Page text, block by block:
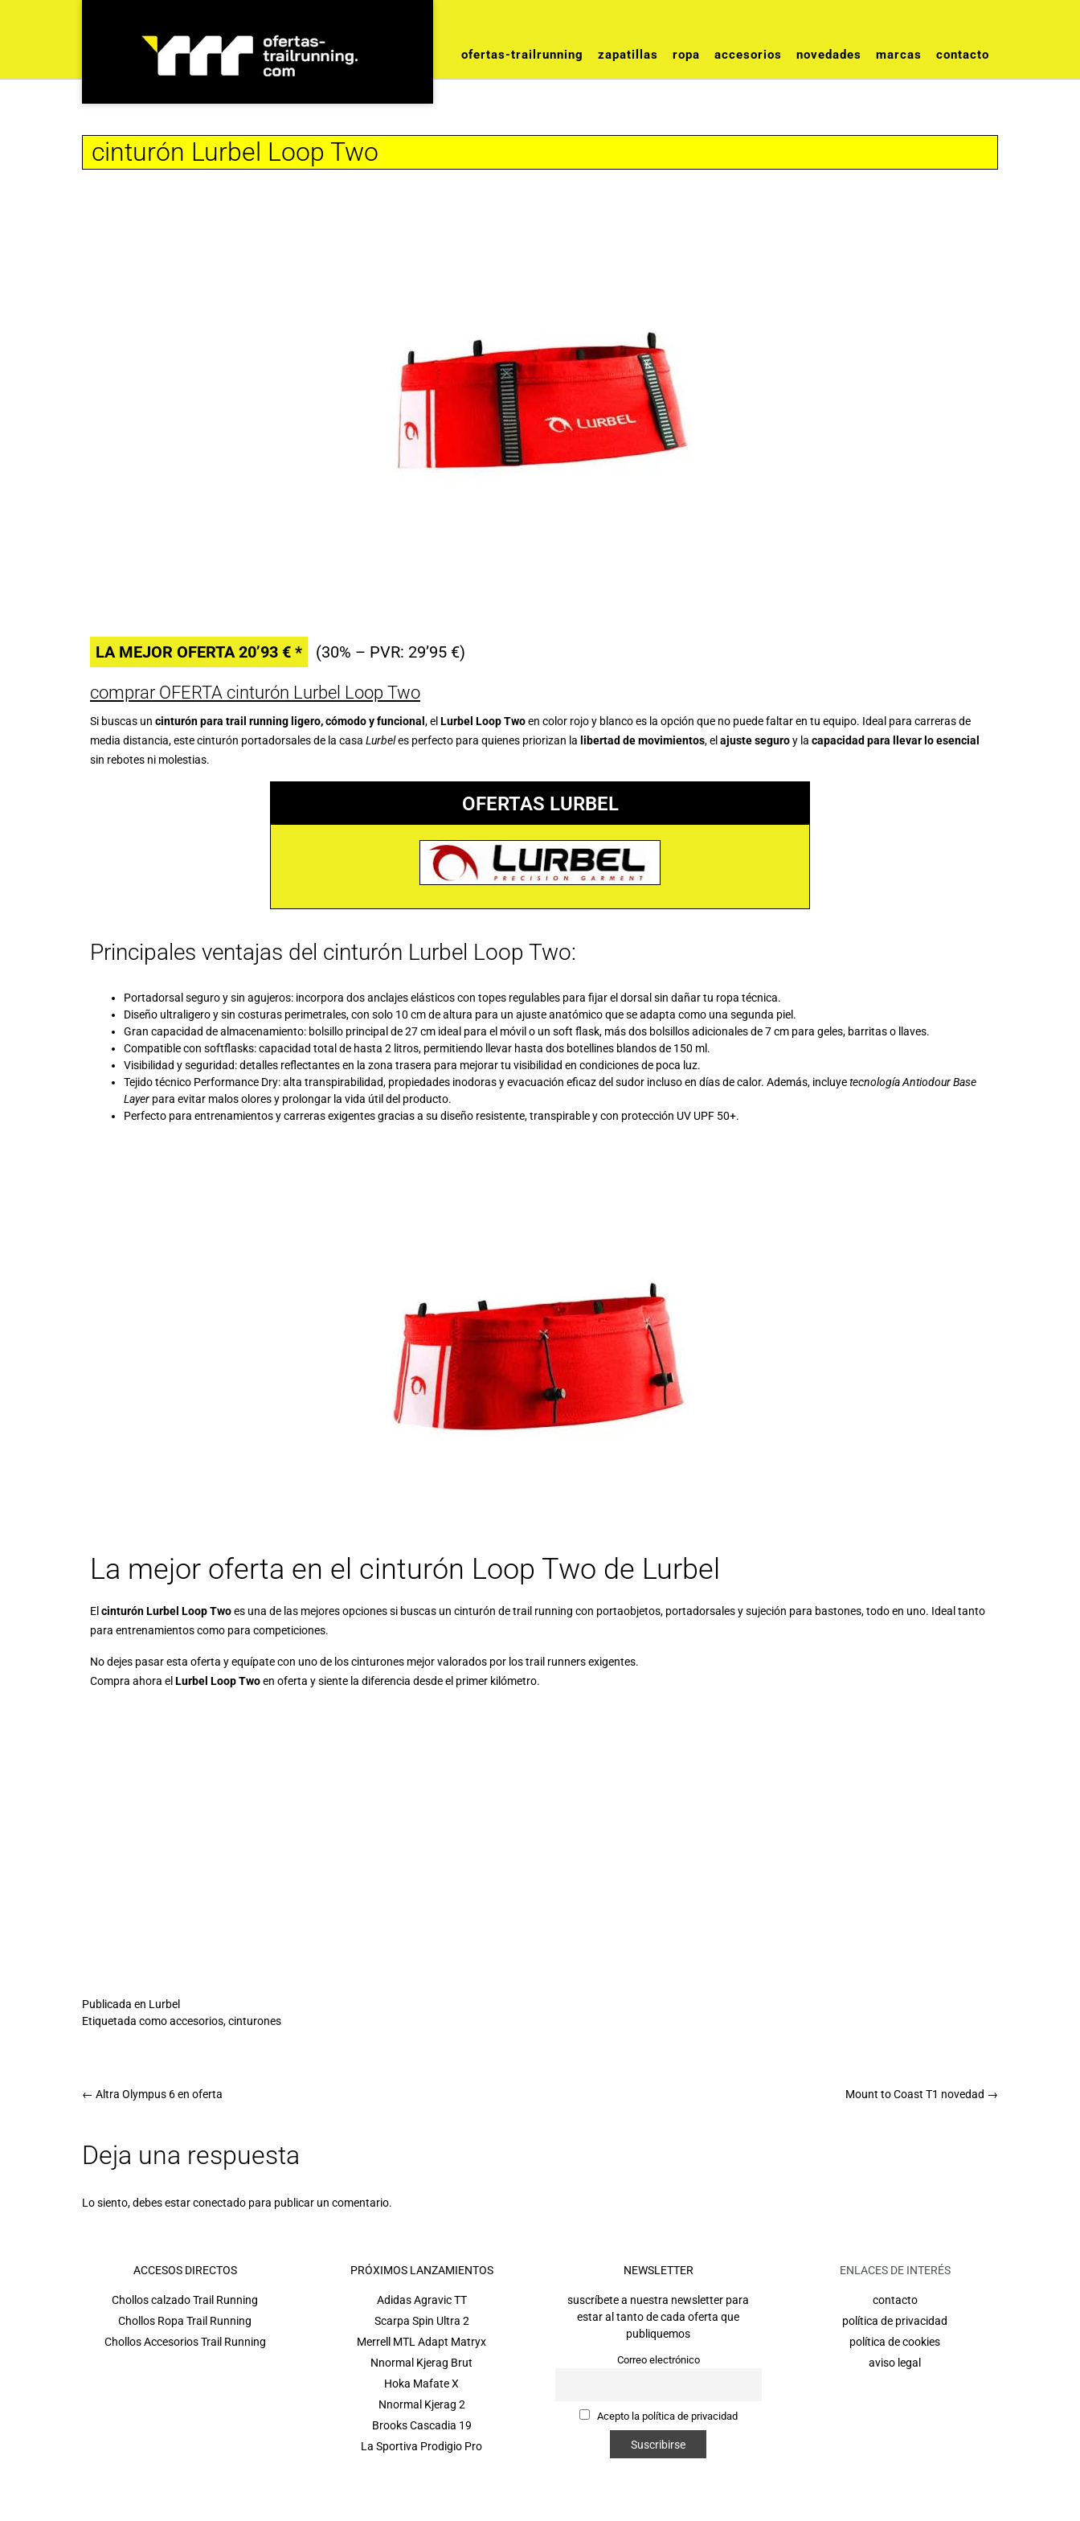
ofertas-trailrunning zapatillas ropa accesorios novedades marcas contacto
cinturón Lurbel Loop Two
LA MEJOR OFERTA 20’93 € * (30% – PVR: 29’95 €)
comprar OFERTA cinturón Lurbel Loop Two
Si buscas un cinturón para trail running ligero, cómodo y funcional , el Lurbel Loop Twoen color rojo y blanco es la opción que no puede faltar en tu equipo. Ideal para carreras de
media distancia, este cinturón portadorsales de la casa Lurbeles perfecto para quienes priorizan la libertad de movimientos, el ajuste seguroy la capacidad para llevar lo esencial
sin rebotes ni molestias.
OFERTAS LURBEL
Principales ventajas del cinturón Lurbel Loop Two:
Portadorsal seguro y sin agujeros: incorpora dos anclajes elásticos con topes regulables para fijar el dorsal sin dañar tu ropa técnica.
Diseño ultraligero y sin costuras perimetrales, con solo 10 cm de altura para un ajuste anatómico que se adapta como una segunda piel.
Gran capacidad de almacenamiento: bolsillo principal de 27 cm ideal para el móvil o un soft flask, más dos bolsillos adicionales de 7 cm para geles, barritas o llaves.
Compatible con softflasks: capacidad total de hasta 2 litros, permitiendo llevar hasta dos botellines blandos de 150 ml.
Visibilidad y seguridad: detalles reflectantes en la zona trasera para mejorar tu visibilidad en condiciones de poca luz.
Tejido técnico Performance Dry: alta transpirabilidad, propiedades inodoras y evacuación eficaz del sudor incluso en días de calor. Además, incluyetecnología Antiodour Base
Layer para evitar malos olores y prolongar la vida útil del producto.
Perfecto para entrenamientos y carreras exigentes gracias a su diseño resistente, transpirable y con protección UV UPF 50+.
La mejor oferta en el cinturón Loop Two de Lurbel
El cinturón Lurbel Loop Twoes una de las mejores opciones si buscas un cinturón de trail running con portaobjetos, portadorsales y sujeción para bastones, todo en uno. Ideal tanto
para entrenamientos como para competiciones.
No dejes pasar esta oferta y equípate con uno de los cinturones mejor valorados por los trail runners exigentes.
Compra ahora el Lurbel Loop Twoen oferta y siente la diferencia desde el primer kilómetro.
Publicada en Lurbel
Etiquetada comoaccesorios,cinturones
Mount to Coast T1 novedad →
← Altra Olympus 6 en oferta
Deja una respuesta
Lo siento, debes estarconectado para publicar un comentario.
ACCESOS DIRECTOS
Chollos calzado Trail Running
Chollos Ropa Trail Running
Chollos Accesorios Trail Running
PRÓXIMOS LANZAMIENTOS
Adidas Agravic TT
Scarpa Spin Ultra 2
Merrell MTL Adapt Matryx
Nnormal Kjerag Brut
Hoka Mafate X
Nnormal Kjerag 2
Brooks Cascadia 19
La Sportiva Prodigio Pro
NEWSLETTER
suscríbete a nuestra newsletter para
estar al tanto de cada oferta que
publiquemos
Correo electrónico
Acepto la política de privacidad
ENLACES DE INTERÉS
contacto
política de privacidad
política de cookies
aviso legal